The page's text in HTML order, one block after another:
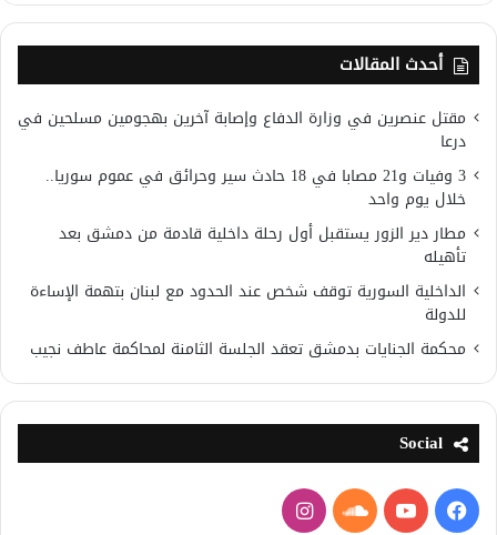
أحدث المقالات
مقتل عنصرين في وزارة الدفاع وإصابة آخرين بهجومين مسلحين في
درعا
3 وفيات و21 مصابا في 18 حادث سير وحرائق في عموم سوريا..
خلال يوم واحد
مطار دير الزور يستقبل أول رحلة داخلية قادمة من دمشق بعد
تأهيله
الداخلية السورية توقف شخص عند الحدود مع لبنان بتهمة الإساءة
للدولة
محكمة الجنايات بدمشق تعقد الجلسة الثامنة لمحاكمة عاطف نجيب
Social
فيسبوكيوتيوبساوندانستقرام